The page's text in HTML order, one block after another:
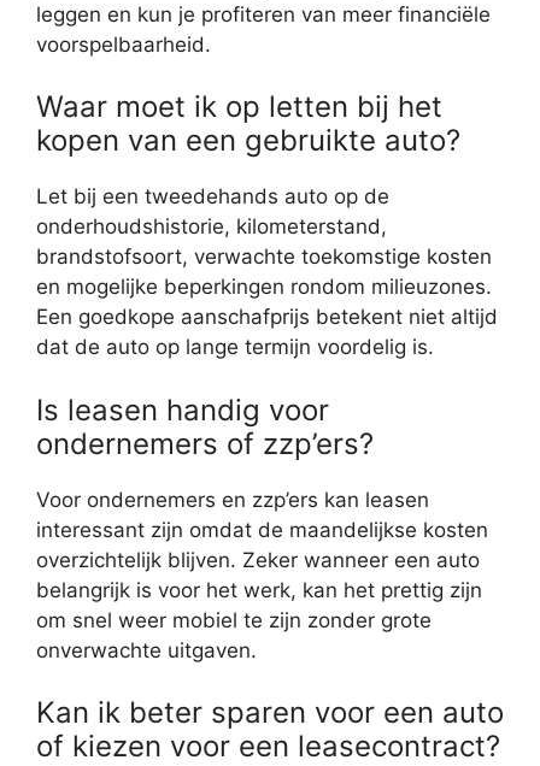
leggen en kun je profiteren van meer financiële
voorspelbaarheid.
Waar moet ik op letten bij het
kopen van een gebruikte auto?
Let bij een tweedehands auto op de
onderhoudshistorie, kilometerstand,
brandstofsoort, verwachte toekomstige kosten
en mogelijke beperkingen rondom milieuzones.
Een goedkope aanschafprijs betekent niet altijd
dat de auto op lange termijn voordelig is.
Is leasen handig voor
ondernemers of zzp’ers?
Voor ondernemers en zzp’ers kan leasen
interessant zijn omdat de maandelijkse kosten
overzichtelijk blijven. Zeker wanneer een auto
belangrijk is voor het werk, kan het prettig zijn
om snel weer mobiel te zijn zonder grote
onverwachte uitgaven.
Kan ik beter sparen voor een auto
of kiezen voor een leasecontract?